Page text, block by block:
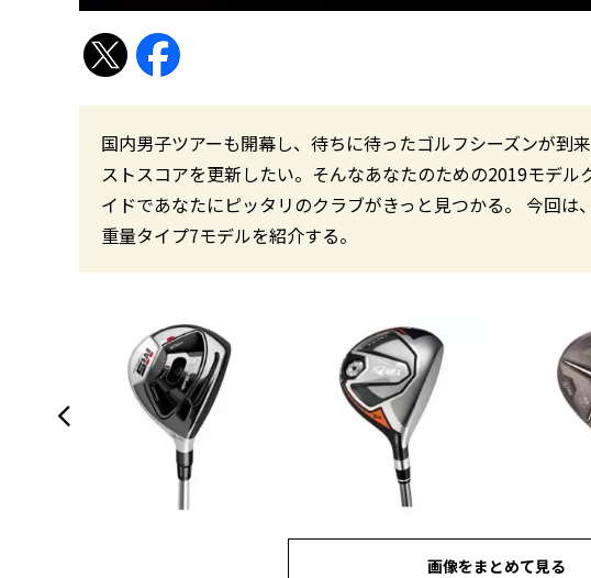
国内男子ツアーも開幕し、待ちに待ったゴルフシーズンが到
ストスコアを更新したい。そんなあなたのための2019モデル
イドであなたにピッタリのクラブがきっと見つかる。 今回は
重量タイプ7モデルを紹介する。
画像をまとめて見る